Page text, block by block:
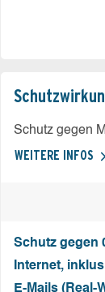
Schutz gegen
WEITERE INFOS
Schutz gegen
Internet,
E-Mails (Real-